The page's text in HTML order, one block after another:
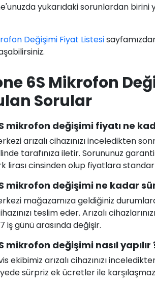
yukarıdaki sorunlardan birini
Değişimi Fiyat Listesi
6S Mikrofon
Sorular
mikrofon değişimi fiyatı ne
arızalı cihazınızı inceledikten
tarafınıza iletir. Sorununuz
lirası cinsinden olup fiyatlara
mikrofon değişimi ne kadar
mağazamıza geldiğiniz
teslim eder. Arızalı
iş günü arasında değişir.
mikrofon değişimi nasıl yapılır
ekibimiz arızalı cihazınızı
sürpriz ek ücretler ile